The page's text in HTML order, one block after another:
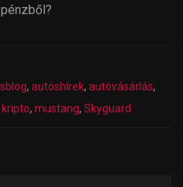
, autóshírek, autóvásárlás,
kripto, mustang, Skyguard